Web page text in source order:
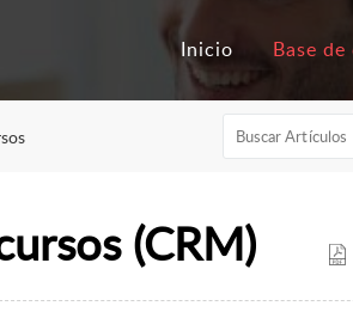
Inicio
(CRM)